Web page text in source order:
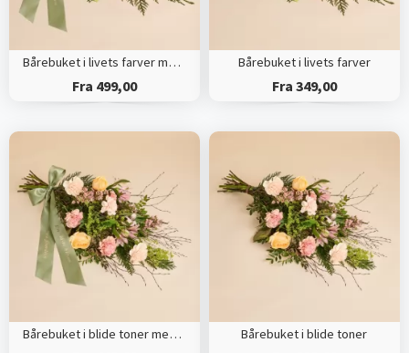
Bårebuket i livets farver med bånd
Fra 499,00
Bårebuket i livets farver
Fra 349,00
Bårebuket i blide toner med bånd Bårebuket i blide toner